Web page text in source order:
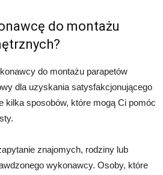
do montażu
do montażu parapetów
dla uzyskania satysfakcjonującego
kilka sposobów, które mogą Ci pomóc
znajomych, rodziny lub
wykonawcy. Osoby, które